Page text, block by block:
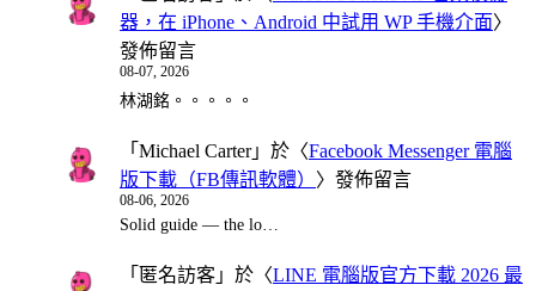
器，在 iPhone、Android 中試用 WP 手機介面〉
發佈留言
08-07, 2026
林湖銘。。。。。
「 Michael Carter」於〈Facebook Messenger 電腦
版下載（FB傳訊軟體） 〉發佈留言
08-06, 2026
Solid guide — the lo…
「 匿名訪客 」於〈LINE 電腦版官方下載 2026 最